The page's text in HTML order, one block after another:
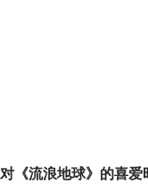
《流浪地球》的喜爱